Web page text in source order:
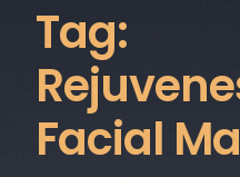
Tag:
Facial